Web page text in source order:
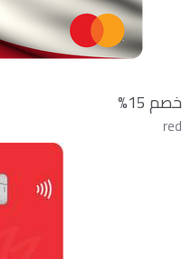
خصم 15%
red